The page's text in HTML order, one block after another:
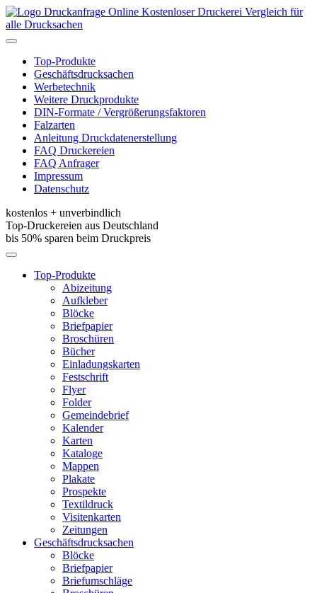
Kostenloser Druckerei Vergleich für
alle Drucksachen
Toggle
navigationTop-Produkte
Geschäftsdrucksachen
Werbetechnik
Weitere Druckprodukte
DIN-Formate / Vergrößerungsfaktoren
Falzarten
Anleitung Druckdatenerstellung
FAQ Druckereien
FAQ Anfrager
Impressum
Datenschutz
kostenlos + unverbindlich
Top-Druckereien aus Deutschland
bis 50% sparen beim Druckpreis
Toggle
navigationTop-Produkte
Abizeitung
Aufkleber
Blöcke
Briefpapier
Broschüren
Bücher
Einladungskarten
Festschrift
Flyer
Folder
Gemeindebrief
Kalender
Karten
Kataloge
Mappen
Plakate
Prospekte
Textildruck
Visitenkarten
Zeitungen
Geschäftsdrucksachen
Blöcke
Briefpapier
Briefumschläge